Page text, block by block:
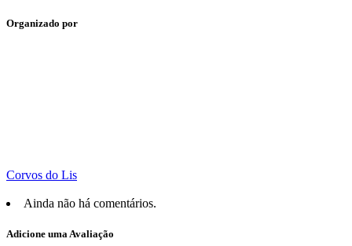
Organizado por
Corvos do Lis
Ainda não há comentários.
Adicione uma Avaliação